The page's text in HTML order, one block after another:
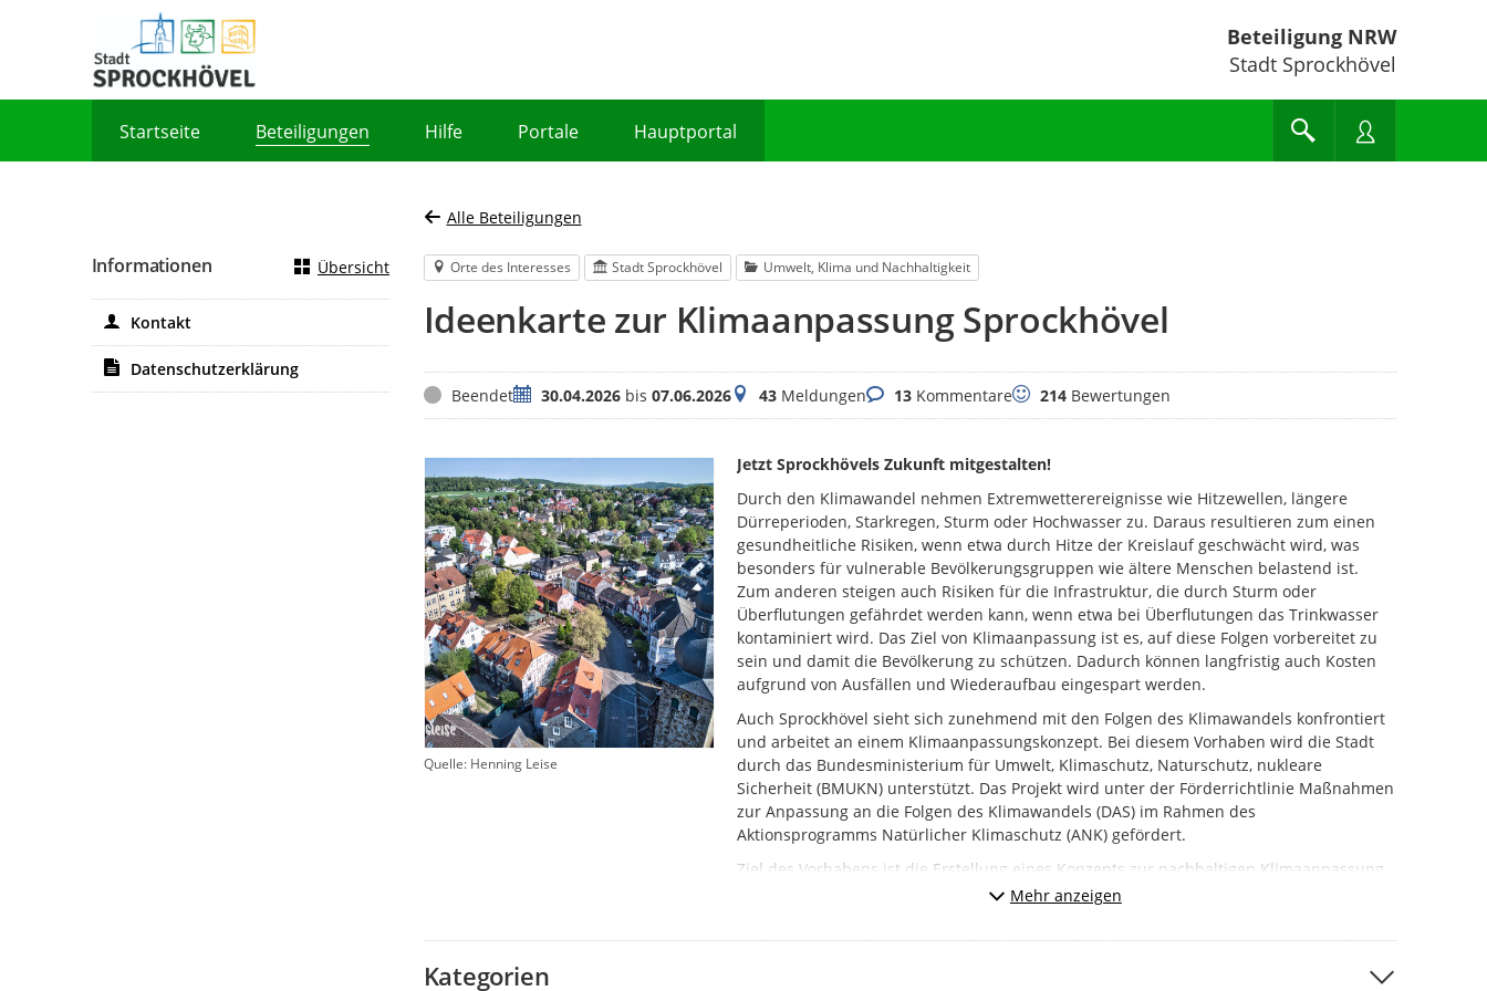
Beteiligung NRW
Stadt Sprockhövel
Startseite Beteiligungen Hilfe Portale Hauptportal
Alle Beteiligungen
Orte des Interesses Stadt Sprockhövel Umwelt, Klima und Nachhaltigkeit
Ideenkarte zur Klimaanpassung Sprockhövel
StatusBeendetZeitraum
30.04.2026bis 07.06.2026Meldungen
43MeldungenKommentare
13KommentareBewertungen
214Bewertungen
Quelle: Henning Leise
Jetzt Sprockhövels Zukunft mitgestalten!
Durch den Klimawandel nehmen Extremwetterereignisse wie Hitzewellen, längere
Dürreperioden, Starkregen, Sturm oder Hochwasser zu. Daraus resultieren zum einen
gesundheitliche Risiken, wenn etwa durch Hitze der Kreislauf geschwächt wird, was
besonders für vulnerable Bevölkerungsgruppen wie ältere Menschen belastend ist.
Zum anderen steigen auch Risiken für die Infrastruktur, die durch Sturm oder
Überflutungen gefährdet werden kann, wenn etwa bei Überflutungen das Trinkwasser
kontaminiert wird. Das Ziel von Klimaanpassung ist es, auf diese Folgen vorbereitet zu
sein und damit die Bevölkerung zu schützen. Dadurch können langfristig auch Kosten
aufgrund von Ausfällen und Wiederaufbau eingespart werden.
Auch Sprockhövel sieht sich zunehmend mit den Folgen des Klimawandels konfrontiert
und arbeitet an einem Klimaanpassungskonzept. Bei diesem Vorhaben wird die Stadt
durch das Bundesministerium für Umwelt, Klimaschutz, Naturschutz, nukleare
Sicherheit (BMUKN) unterstützt. Das Projekt wird unter der Förderrichtlinie Maßnahmen
zur Anpassung an die Folgen des Klimawandels (DAS) im Rahmen des
Aktionsprogramms Natürlicher Klimaschutz (ANK) gefördert.
Ziel des Vorhabens ist die Erstellung eines Konzepts zur nachhaltigen Klimaanpassung
und für natürlichen Klimaschutz für die Stadt Sprockhövel (Klimaanpassungskonzept).
werden, die die Stadt Sprockhövel an die Folgen des Klimawandels anpassen. Im Fokus
Mehr anzeigen
Kategorien
Informationen Übersicht
Kontakt
Datenschutzerklärung